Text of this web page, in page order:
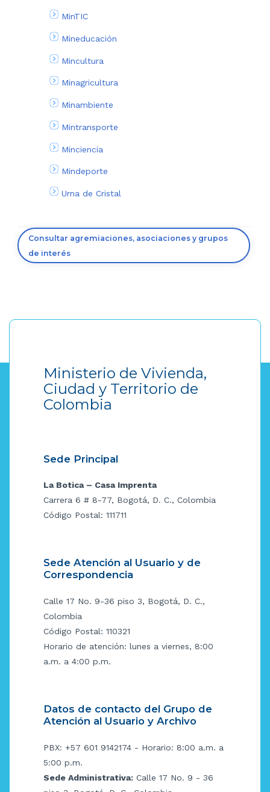
MinTIC
Mineducación
Mincultura
Minagricultura
Minambiente
Mintransporte
Minciencia
Mindeporte
Urna de Cristal
Consultar agremiaciones, asociaciones y grupos
de interés
Ministerio de Vivienda,
Ciudad y Territorio de
Colombia
Sede Principal
La Botica – Casa Imprenta
Carrera 6 # 8-77, Bogotá, D. C., Colombia
Código Postal: 111711
Sede Atención al Usuario y de
Correspondencia
Calle 17 No. 9-36 piso 3, Bogotá, D. C.,
Colombia
Código Postal: 110321
Horario de atención: lunes a viernes, 8:00
a.m. a 4:00 p.m.
Datos de contacto del Grupo de
Atención al Usuario y Archivo
PBX: +57 601 9142174 - Horario: 8:00 a.m. a
5:00 p.m.
Sede Administrativa: Calle 17 No. 9 - 36